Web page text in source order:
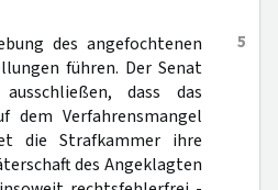
5
des angefochtenen
führen. Der Senat
dass das
dem Verfahrensmangel
die Strafkammer ihre
des Angeklagten